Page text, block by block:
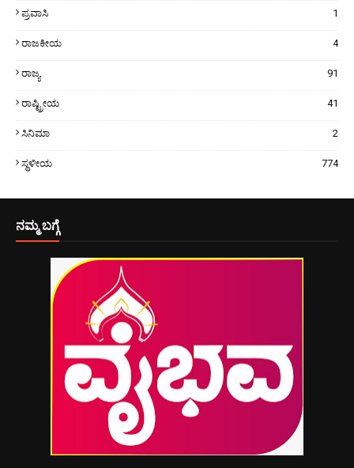
ಪ್ರವಾಸಿ 1
ರಾಜಕೀಯ 4
ರಾಜ್ಯ 91
ರಾಷ್ಟ್ರೀಯ 41
ಸಿನಿಮಾ 2
ಸ್ಥಳೀಯ 774
ನಮ್ಮ ಬಗ್ಗೆ